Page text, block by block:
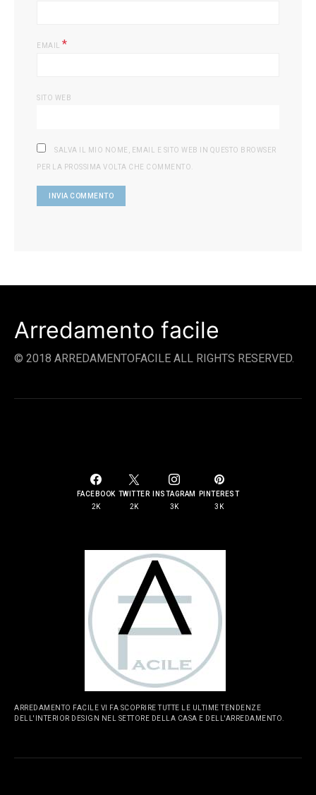
EMAIL *
SITO WEB
SALVA IL MIO NOME, EMAIL E SITO WEB IN QUESTO BROWSER
PER LA PROSSIMA VOLTA CHE COMMENTO.
Arredamento facile
© 2018 ARREDAMENTOFACILE ALL RIGHTS RESERVED.
FACEBOOK
2K
TWITTER
2K
INSTAGRAM
3K
PINTEREST
3K
ARREDAMENTO FACILE VI FA SCOPRIRE TUTTE LE ULTIME TENDENZE
DELL'INTERIOR DESIGN NEL SETTORE DELLA CASA E DELL'ARREDAMENTO.